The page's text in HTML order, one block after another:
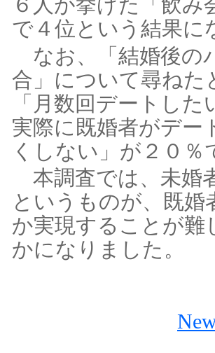
で４位という結果に
なお、「結婚後の
合」について尋ねた
「月数回デートし
実際に既婚者がデー
くしない」が２０
本調査では、未婚
というものが、既
か実現することが難
かになりました。